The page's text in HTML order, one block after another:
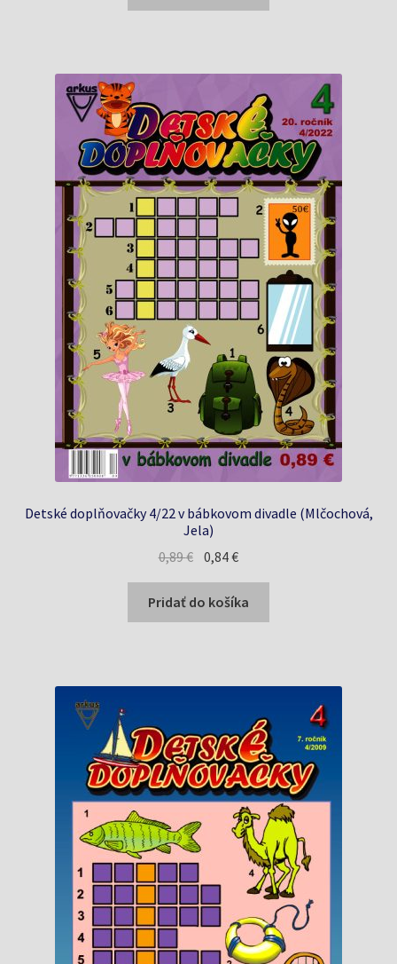
0,63 €. 0,20 €.
Detské doplňovačky 4/22 v bábkovom divadle (Mlčochová,
Jela)
0,89€ Pôvodná
cena
bola:
0,89 €.
0,84€Aktuálna
cena
je:
0,84 €.
Pridať do košíka